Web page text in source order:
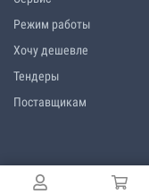
Режим работы
Хочу дешевле
Тендеры
Поставщикам